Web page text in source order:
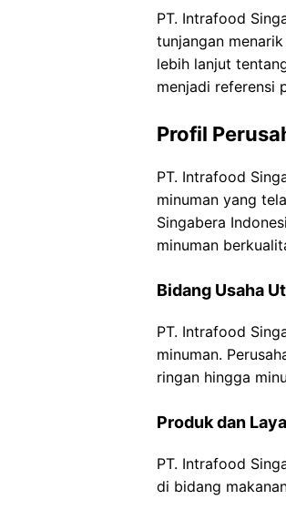
PT. Intrafood
tunjangan
lebih lanjut
menjadi referensi
Profil
PT. Intrafood
minuman yang
Singabera
minuman
Bidang Usaha
PT. Intrafood
minuman.
ringan hingga
Produk dan
PT. Intrafood
di bidang